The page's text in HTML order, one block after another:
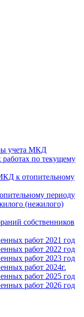
учета МКД
по текущему
к отопительному
периоду
(нежилого)
собственников
работ 2021 год
работ 2022 год
работ 2023 год
работ 2024г.
работ 2025 год
работ 2026 год